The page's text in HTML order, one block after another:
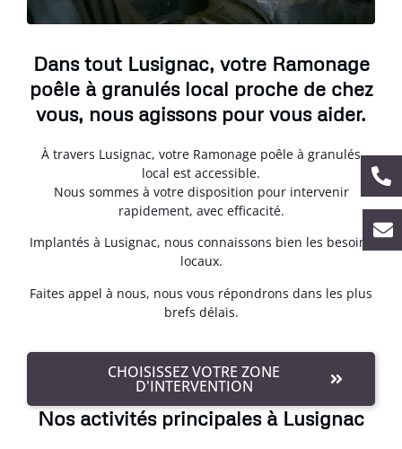
Dans tout Lusignac, votre Ramonage
poêle à granulés local proche de chez
vous, nous agissons pour vous aider.
À travers Lusignac, votre Ramonage poêle à granulés
local est accessible.
Nous sommes à votre disposition pour intervenir
rapidement, avec efficacité.
Implantés à Lusignac, nous connaissons bien les besoins
locaux.
Faites appel à nous, nous vous répondrons dans les plus
brefs délais.
CHOISISSEZ VOTRE ZONE
D'INTERVENTION
Nos activités principales à Lusignac